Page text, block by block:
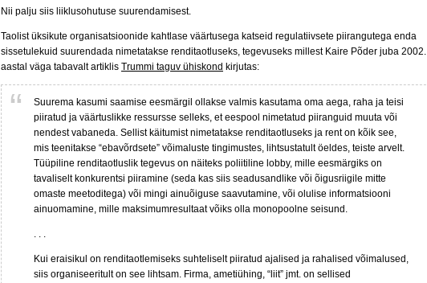
Nii palju siis liiklusohutuse suurendamisest.
Taolist üksikute organisatsioonide kahtlase väärtusega katseid regulatiivsete piirangutega enda
sissetulekuid suurendada nimetatakse renditaotluseks, tegevuseks millest Kaire Põder juba 2002.
aastal väga tabavalt artiklis Trummi taguv ühiskond kirjutas:
Suurema kasumi saamise eesmärgil ollakse valmis kasutama oma aega, raha ja teisi
piiratud ja väärtuslikke ressursse selleks, et eespool nimetatud piiranguid muuta või
nendest vabaneda. Sellist käitumist nimetatakse renditaotluseks ja rent on kõik see,
mis teenitakse “ebavõrdsete” võimaluste tingimustes, lihtsustatult öeldes, teiste arvelt.
Tüüpiline renditaotluslik tegevus on näiteks poliitiline lobby, mille eesmärgiks on
tavaliselt konkurentsi piiramine (seda kas siis seadusandlike või õigusriigile mitte
omaste meetoditega) või mingi ainuõiguse saavutamine, või olulise informatsiooni
ainuomamine, mille maksimumresultaat võiks olla monopoolne seisund.
. . .
Kui eraisikul on renditaotlemiseks suhteliselt piiratud ajalised ja rahalised võimalused,
siis organiseeritult on see lihtsam. Firma, ametiühing, “liit” jmt. on sellised